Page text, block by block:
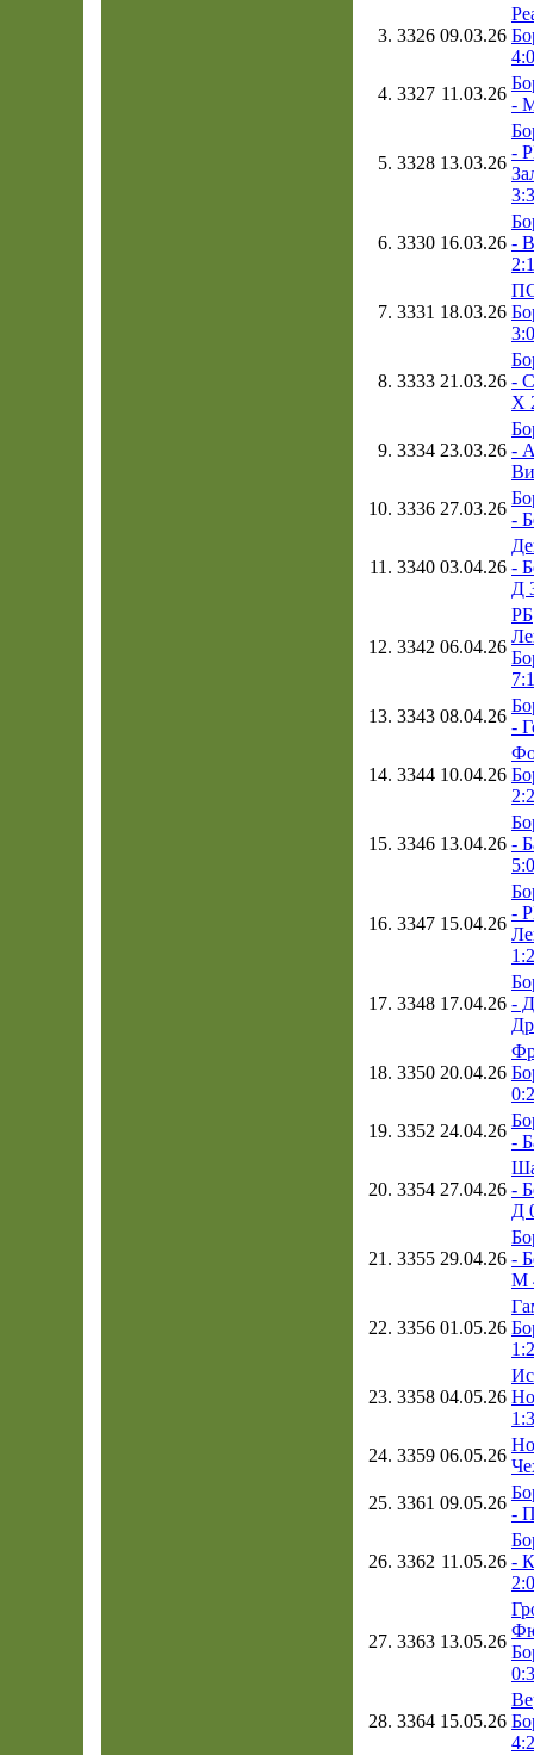
3. 3326 09.03.26
4:0
4. 3327 11.03.26
-
5. 3328 13.03.26
-
3:3
6. 3330 16.03.26 -
2:1
7. 3331 18.03.26
3:0
8. 3333 21.03.26 -
Х
9. 3334 23.03.26 -
10. 3336 27.03.26
-
11. 3340 03.04.26 -
Д
12. 3342 06.04.26
РБ
7:1
13. 3343 08.04.26
-
14. 3344 10.04.26
2:2
15. 3346 13.04.26 -
5:0
16. 3347 15.04.26
-
1:2
17. 3348 17.04.26 -
18. 3350 20.04.26
0:2
19. 3352 24.04.26
-
20. 3354 27.04.26 -
Д
21. 3355 29.04.26 -
М
22. 3356 01.05.26
1:2
23. 3358 04.05.26
1:3
24. 3359 06.05.26
25. 3361 09.05.26
-
26. 3362 11.05.26 -
2:0
27. 3363 13.05.26
0:3
28. 3364 15.05.26
4:2